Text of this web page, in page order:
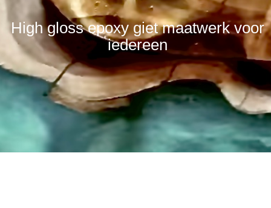
High gloss epoxy giet maatwerk voor
iedereen